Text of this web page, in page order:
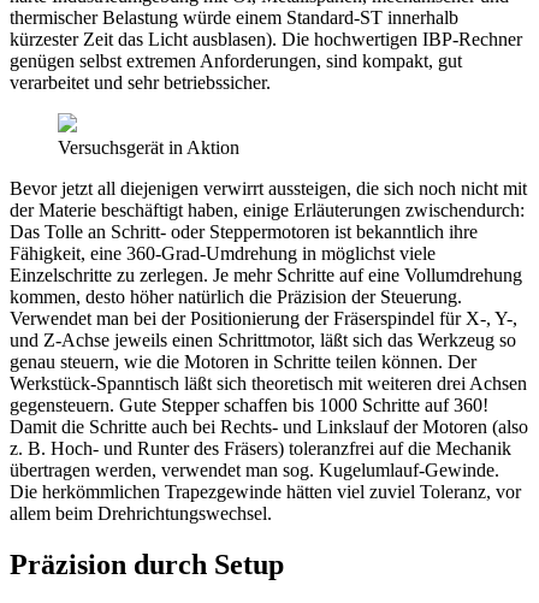
thermischer Belastung würde einem Standard-ST innerhalb
kürzester Zeit das Licht ausblasen). Die hochwertigen IBP-Rechner
genügen selbst extremen Anforderungen, sind kompakt, gut
verarbeitet und sehr betriebssicher.
Versuchsgerät in Aktion
Bevor jetzt all diejenigen verwirrt aussteigen, die sich noch nicht mit
der Materie beschäftigt haben, einige Erläuterungen zwischendurch:
Das Tolle an Schritt- oder Steppermotoren ist bekanntlich ihre
Fähigkeit, eine 360-Grad-Umdrehung in möglichst viele
Einzelschritte zu zerlegen. Je mehr Schritte auf eine Vollumdrehung
kommen, desto höher natürlich die Präzision der Steuerung.
Verwendet man bei der Positionierung der Fräserspindel für X-, Y-,
und Z-Achse jeweils einen Schrittmotor, läßt sich das Werkzeug so
genau steuern, wie die Motoren in Schritte teilen können. Der
Werkstück-Spanntisch läßt sich theoretisch mit weiteren drei Achsen
gegensteuern. Gute Stepper schaffen bis 1000 Schritte auf 360!
Damit die Schritte auch bei Rechts- und Linkslauf der Motoren (also
z. B. Hoch- und Runter des Fräsers) toleranzfrei auf die Mechanik
übertragen werden, verwendet man sog. Kugelumlauf-Gewinde.
Die herkömmlichen Trapezgewinde hätten viel zuviel Toleranz, vor
allem beim Drehrichtungswechsel.
Präzision durch Setup